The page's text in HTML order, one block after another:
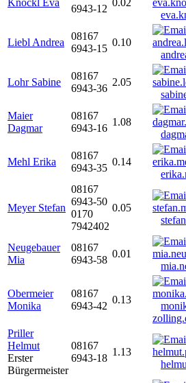
Knöckl Eva
6943-12
0.02
Liebl Andrea
08167
6943-15
0.10
Lohr Sabine
08167
6943-36
2.05
Maier
Dagmar
08167
6943-16
1.08
Mehl Erika
08167
6943-35
0.14
Meyer Stefan
08167
6943-50
0170
7942402
0.05
Neugebauer
Mia
08167
6943-58
0.01
Obermeier
Monika
08167
6943-42
0.13
Priller
Helmut
Erster
Bürgermeister
08167
6943-18
1.13